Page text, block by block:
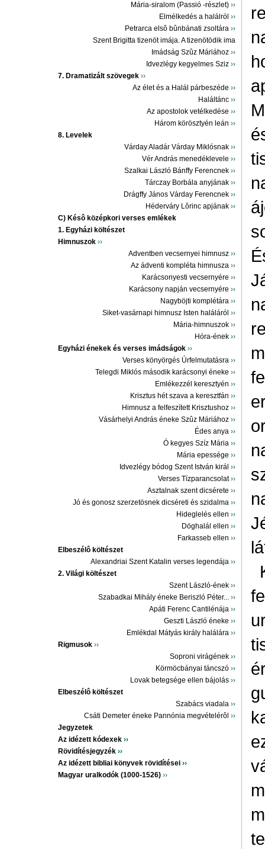
Mária-siralom (Passió -részlet) ››
Elmélkedés a halálról ››
Petrarca elsô bûnbánati zsoltára ››
Szent Brigitta tizenöt imája. A tizenötödik ima
Imádság Szûz Máriához ››
Idvezlégy kegyelmes Sziz ››
7. Dramatizált szövegek ››
Az élet és a Halál párbeszéde ››
Haláltánc ››
Az apostolok vetélkedése ››
Három körösztyén leán ››
8. Levelek
Várday Aladár Várday Miklósnak ››
Vér András menedéklevele ››
Szalkai László Bánffy Ferencnek ››
Tárczay Borbála anyjának ››
Drágffy János Várday Ferencnek ››
Héderváry Lôrinc apjának ››
C) Késô középkori verses emlékek
1. Egyházi költészet
Himnuszok ››
Adventben vecsernyei himnusz ››
Az ádventi kompléta himnusza ››
Karácsonyesti vecsernyére ››
Karácsony napján vecsernyére ››
Nagyböjti komplétára ››
Siket-vasárnapi himnusz Isten haláláról ››
Mária-himnuszok ››
Hóra-ének ››
Egyházi énekek és verses imádságok ››
Verses könyörgés Úrfelmutatásra ››
Telegdi Miklós második karácsonyi éneke ››
Emlékezzél keresztyén ››
Krisztus hét szava a keresztfán ››
Himnusz a felfeszített Krisztushoz ››
Vásárhelyi András éneke Szûz Máriához ››
Édes anya ››
Ó kegyes Szíz Mária ››
Mária epessége ››
Idvezlégy bódog Szent István királ ››
Verses Tízparancsolat››
Asztalnak szent dicsérete ››
Jó és gonosz szerzetösnek dicséreti és szidalma ››
Hideglelés ellen ››
Döghalál ellen ››
Farkasseb ellen ››
Elbeszélô költészet
Alexandriai Szent Katalin verses legendája ››
2. Világi költészet
Szent László-ének ››
Szabadkai Mihály éneke Beriszló Péter... ››
Apáti Ferenc Cantilénája ››
Geszti László éneke ››
Emlékdal Mátyás király halálára ››
Rigmusok ››
Soproni virágének ››
Körmöcbányai táncszó ››
Lovak betegsége ellen bájolás ››
Elbeszélô költészet
Szabács viadala ››
Csáti Demeter éneke Pannónia megvételérôl ››
Jegyzetek
Az idézett kódexek ››
Rövidítésjegyzék ››
Az idézett bibliai könyvek rövidítései ››
Magyar uralkodók (1000-1526) ››